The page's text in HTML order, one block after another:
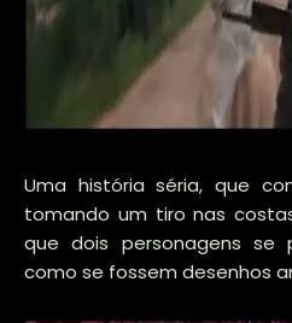
Uma história séria, que
tomando um tiro nas
que dois personagens se
como se fossem desenhos